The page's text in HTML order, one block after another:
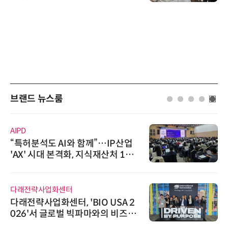
브랜드 뉴스룸
AIPD
“특허분석도 AI와 함께”…IP산업
'AX' 시대 본격화, 지식재산처 1호
다래전략사업화센터
다래전략사업화센터, 'BIO USA 2
026'서 글로벌 빅파마와의 비즈니